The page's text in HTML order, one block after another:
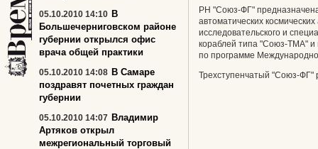
РН "Союз-ФГ"
автоматических
исследовательского и
кораблей типа "Союз-ТМА" и
по программе
Трехступенчатый "Союз-
05.10.2010 14:10 В
Большечерниговском районе
губернии открылся офис
врача общей практики
05.10.2010 14:08 В Самаре
поздравят почетных граждан
губернии
05.10.2010 14:07 Владимир
Артяков открыл
межрегиональный торговый